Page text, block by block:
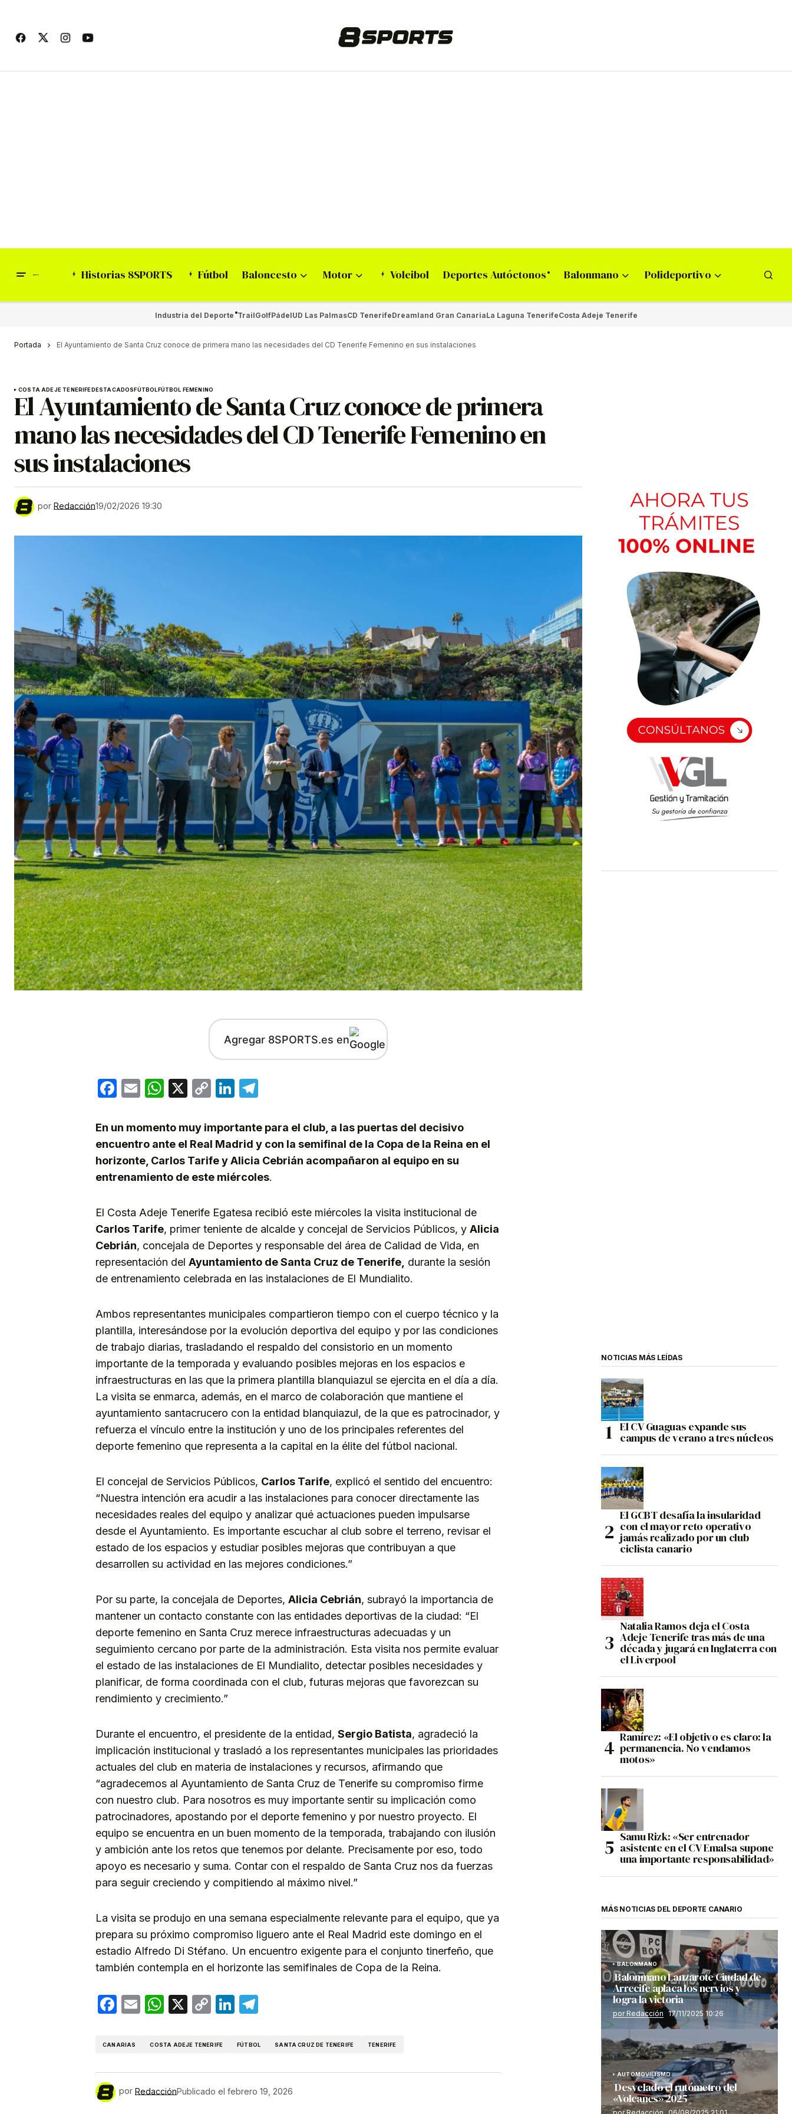
Historias 8SPORTS Fútbol Baloncesto Motor Voleibol Deportes Autóctonos Balonmano Polideportivo
Industria del Deporte TrailGolfPádelUD Las PalmasCD TenerifeDreamland Gran CanariaLa Laguna TenerifeCosta Adeje Tenerife
Portada El Ayuntamiento de Santa Cruz conoce de primera mano las necesidades del CD Tenerife Femenino en sus instalaciones
COSTA ADEJE TENERIFEDESTACADOSFÚTBOLFÚTBOL FEMENINO
El Ayuntamiento de Santa Cruz conoce de primera
mano las necesidades del CD Tenerife Femenino en
sus instalaciones
por Redacción19/02/2026 19:30
Agregar 8SPORTS.es en
Facebook
EmailWhatsApp
X
CopyLinkedIn
En un momento muy importante para el club, a las puertas del decisivo
encuentro ante el Real Madrid y con la semifinal de la Copa de la Reina en el
horizonte, Carlos Tarife y Alicia Cebrián acompañaron al equipo en su
entrenamiento de este miércoles.
El Costa Adeje Tenerife Egatesa recibió este miércoles la visita institucional de
Carlos Tarife, primer teniente de alcalde y concejal de Servicios Públicos, y Alicia
Cebrián, concejala de Deportes y responsable del área de Calidad de Vida, en
representación del Ayuntamiento de Santa Cruz de Tenerife, durante la sesión
de entrenamiento celebrada en las instalaciones de El Mundialito.
Ambos representantes municipales compartieron tiempo con el cuerpo técnico y la
plantilla, interesándose por la evolución deportiva del equipo y por las condiciones
de trabajo diarias, trasladando el respaldo del consistorio en un momento
importante de la temporada y evaluando posibles mejoras en los espacios e
infraestructuras en las que la primera plantilla blanquiazul se ejercita en el día a día.
La visita se enmarca, además, en el marco de colaboración que mantiene el
ayuntamiento santacrucero con la entidad blanquiazul, de la que es patrocinador, y
refuerza el vínculo entre la institución y uno de los principales referentes del
deporte femenino que representa a la capital en la élite del fútbol nacional.
El concejal de Servicios Públicos, Carlos Tarife, explicó el sentido del encuentro:
“Nuestra intención era acudir a las instalaciones para conocer directamente las
necesidades reales del equipo y analizar qué actuaciones pueden impulsarse
desde el Ayuntamiento. Es importante escuchar al club sobre el terreno, revisar el
estado de los espacios y estudiar posibles mejoras que contribuyan a que
desarrollen su actividad en las mejores condiciones.”
Por su parte, la concejala de Deportes, Alicia Cebrián, subrayó la importancia de
mantener un contacto constante con las entidades deportivas de la ciudad: “El
deporte femenino en Santa Cruz merece infraestructuras adecuadas y un
seguimiento cercano por parte de la administración. Esta visita nos permite evaluar
el estado de las instalaciones de El Mundialito, detectar posibles necesidades y
planificar, de forma coordinada con el club, futuras mejoras que favorezcan su
rendimiento y crecimiento.”
Durante el encuentro, el presidente de la entidad, Sergio Batista, agradeció la
implicación institucional y trasladó a los representantes municipales las prioridades
actuales del club en materia de instalaciones y recursos, afirmando que
“agradecemos al Ayuntamiento de Santa Cruz de Tenerife su compromiso firme
con nuestro club. Para nosotros es muy importante sentir su implicación como
patrocinadores, apostando por el deporte femenino y por nuestro proyecto. El
equipo se encuentra en un buen momento de la temporada, trabajando con ilusión
y ambición ante los retos que tenemos por delante. Precisamente por eso, todo
apoyo es necesario y suma. Contar con el respaldo de Santa Cruz nos da fuerzas
para seguir creciendo y compitiendo al máximo nivel.”
La visita se produjo en una semana especialmente relevante para el equipo, que ya
prepara su próximo compromiso liguero ante el Real Madrid este domingo en el
estadio Alfredo Di Stéfano. Un encuentro exigente para el conjunto tinerfeño, que
también contempla en el horizonte las semifinales de Copa de la Reina.
Facebook
EmailWhatsApp
X
CopyLinkedIn
CANARIAS COSTA ADEJE TENERIFE FÚTBOL SANTA CRUZ DE TENERIFE TENERIFE
por RedacciónPublicado el febrero 19, 2026
NOTICIAS MÁS LEÍDAS
El CV Guaguas expande sus
campus de verano a tres núcleos
El GCBT desafía la insularidad
con el mayor reto operativo
jamás realizado por un club
ciclista canario
Natalia Ramos deja el Costa
Adeje Tenerife tras más de una
década y jugará en Inglaterra con
el Liverpool
Ramírez: «El objetivo es claro: la
permanencia. No vendamos
motos»
Samu Rizk: «Ser entrenador
asistente en el CV Emalsa supone
una importante responsabilidad»
MÁS NOTICIAS DEL DEPORTE CANARIO
BALONMANO
Balonmano Lanzarote Ciudad de
Arrecife aplaca los nervios y
logra la victoria
por Redacción 17/11/2025 10:26
AUTOMOVILISMO
Desvelado el rutómetro del
«Volcanes» 2025